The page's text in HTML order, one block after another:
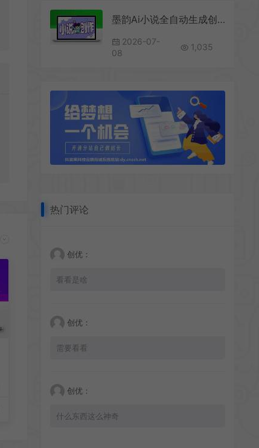
墨韵Ai小说全自动生成创作系统，多平台投稿月收益爆炸
2026-07-
08
1,035
热门评论
创优：
看看是啥
创优：
需要看看
创优：
什么东西这么神奇